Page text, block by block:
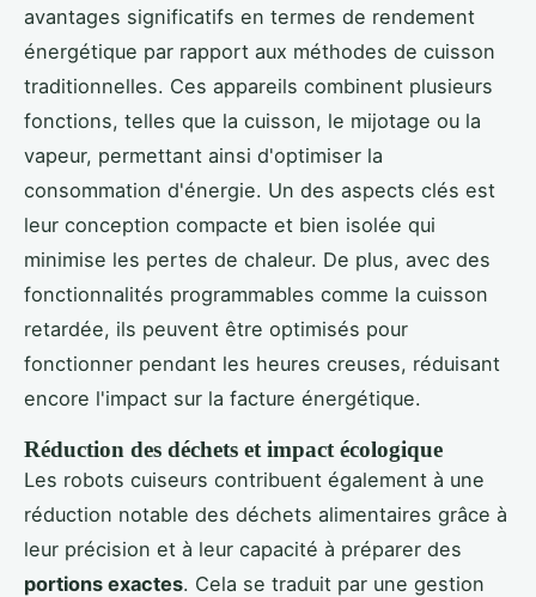
avantages significatifs en termes de rendement
énergétique par rapport aux méthodes de cuisson
traditionnelles. Ces appareils combinent plusieurs
fonctions, telles que la cuisson, le mijotage ou la
vapeur, permettant ainsi d'optimiser la
consommation d'énergie. Un des aspects clés est
leur conception compacte et bien isolée qui
minimise les pertes de chaleur. De plus, avec des
fonctionnalités programmables comme la cuisson
retardée, ils peuvent être optimisés pour
fonctionner pendant les heures creuses, réduisant
encore l'impact sur la facture énergétique.
Réduction des déchets et impact écologique
Les robots cuiseurs contribuent également à une
réduction notable des déchets alimentaires grâce à
leur précision et à leur capacité à préparer des
portions exactes. Cela se traduit par une gestion